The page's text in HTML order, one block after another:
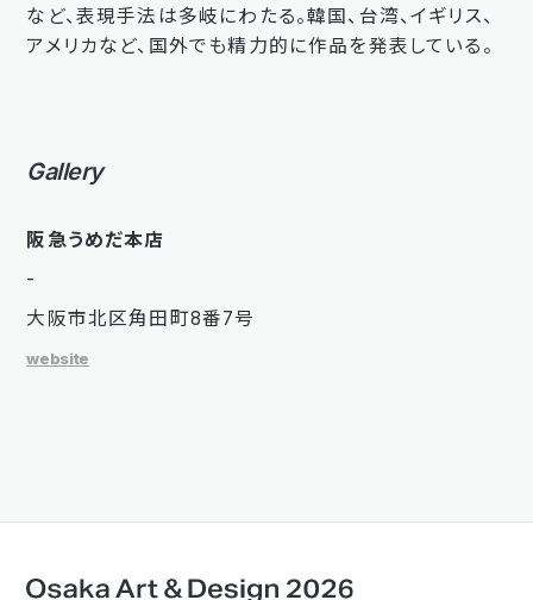
など、表現手法は多岐にわたる。韓国、台湾、イギリス、
アメリカなど、国外でも精力的に作品を発表している。
Gallery
阪急うめだ本店
-
大阪市北区角田町8番7号
website